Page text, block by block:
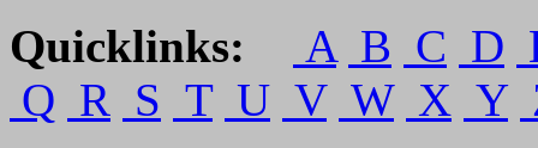
Quicklinks: A B C D
Q R S T U V W X Y